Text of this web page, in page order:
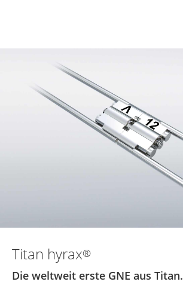
Titan hyrax®
Die weltweit erste GNE aus Titan.